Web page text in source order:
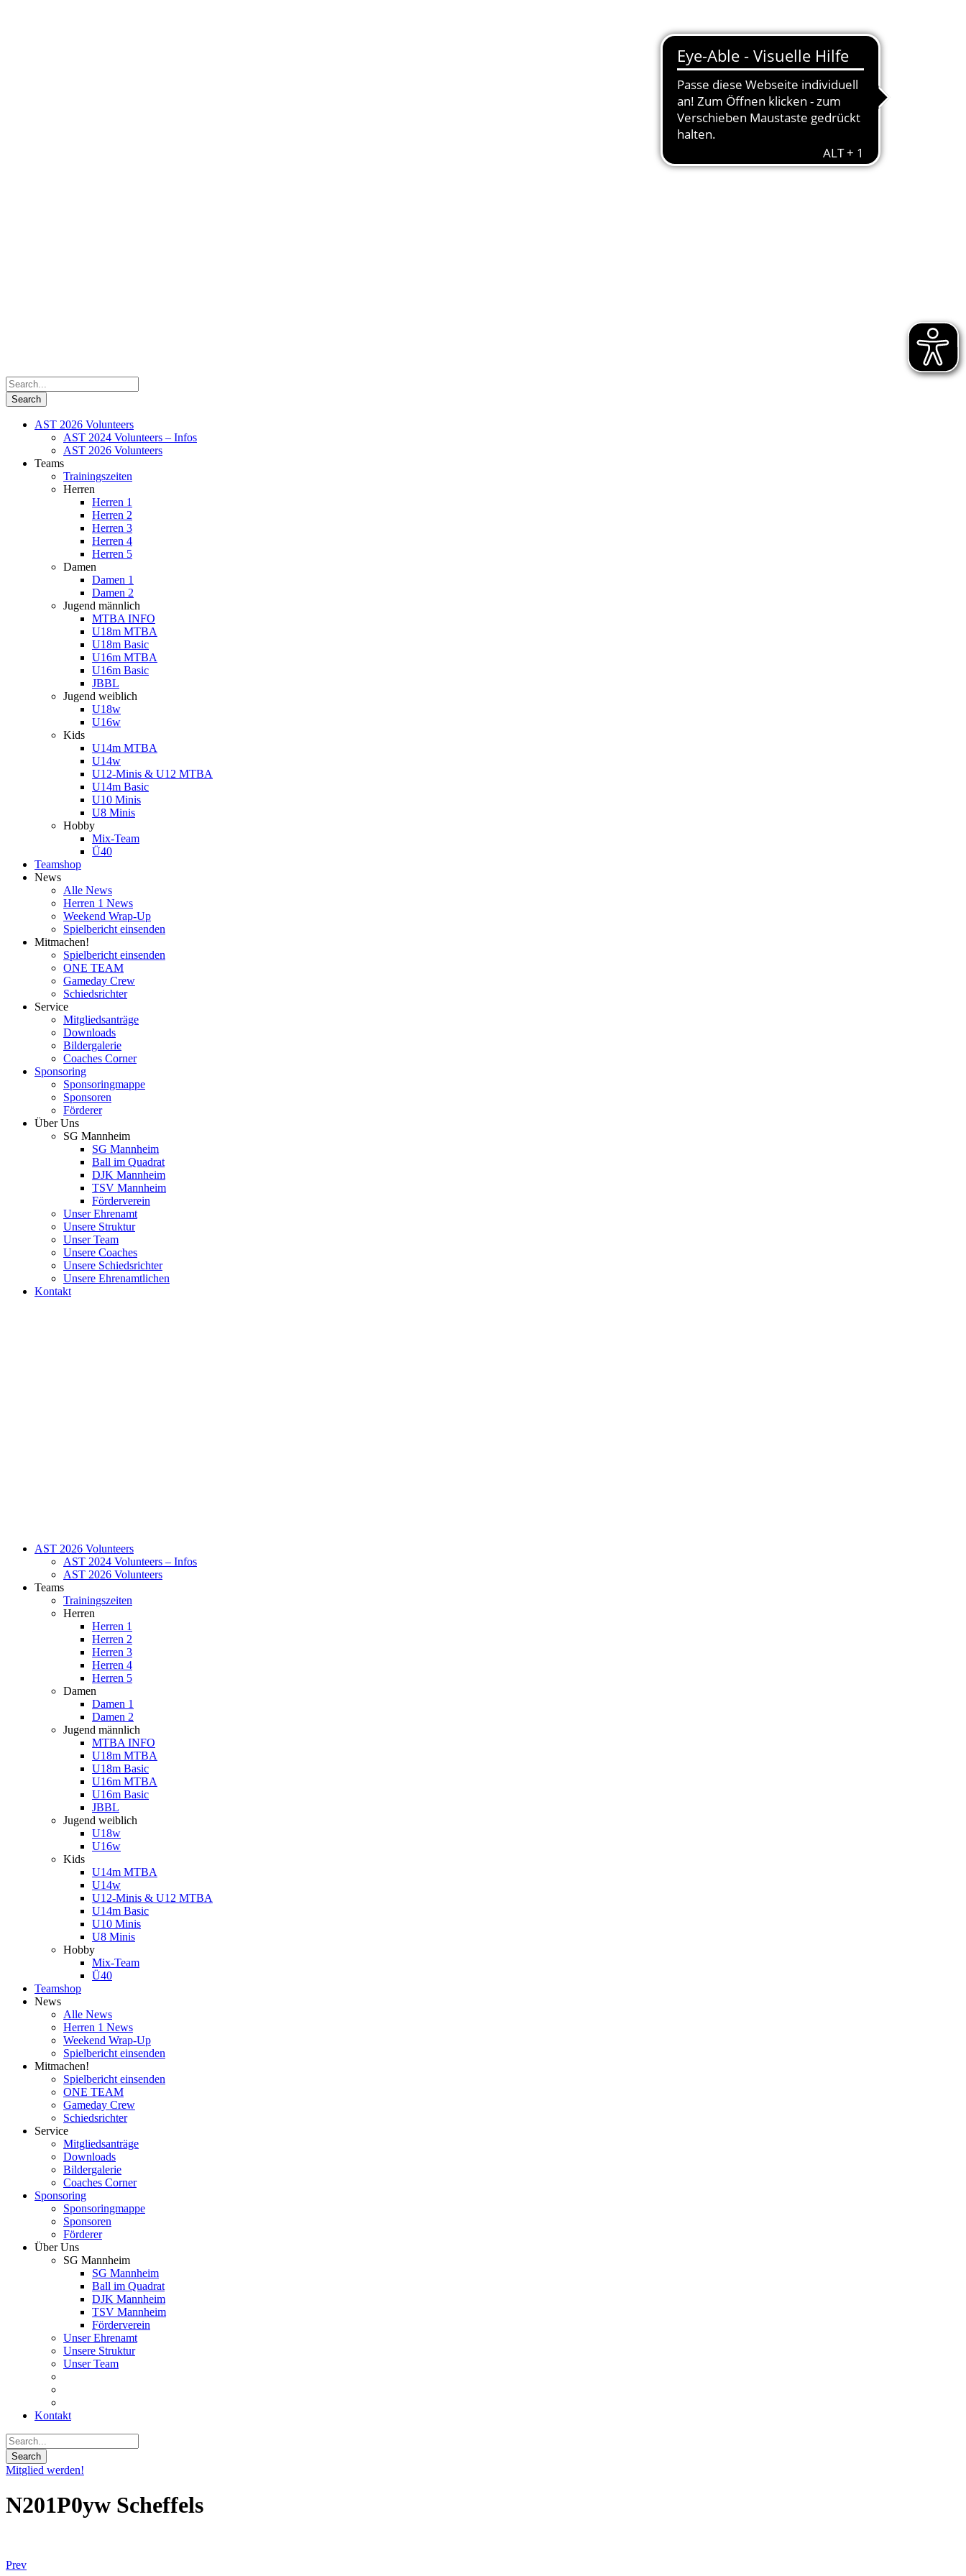
AST 2026 Volunteers
AST 2024 Volunteers – Infos
AST 2026 Volunteers
Teams
Trainingszeiten
Herren
Herren 1
Herren 2
Herren 3
Herren 4
Herren 5
Damen
Damen 1
Damen 2
Jugend männlich
MTBA INFO
U18m MTBA
U18m Basic
U16m MTBA
U16m Basic
JBBL
Jugend weiblich
U18w
U16w
Kids
U14m MTBA
U14w
U12-Minis & U12 MTBA
U14m Basic
U10 Minis
U8 Minis
Hobby
Mix-Team
Ü40
Teamshop
News
Alle News
Herren 1 News
Weekend Wrap-Up
Spielbericht einsenden
Mitmachen!
Spielbericht einsenden
ONE TEAM
Gameday Crew
Schiedsrichter
Service
Mitgliedsanträge
Downloads
Bildergalerie
Coaches Corner
Sponsoring
Sponsoringmappe
Sponsoren
Förderer
Über Uns
SG Mannheim
SG Mannheim
Ball im Quadrat
DJK Mannheim
TSV Mannheim
Förderverein
Unser Ehrenamt
Unsere Struktur
Unser Team
Unsere Coaches
Unsere Schiedsrichter
Unsere Ehrenamtlichen
Kontakt
AST 2026 Volunteers
AST 2024 Volunteers – Infos
AST 2026 Volunteers
Teams
Trainingszeiten
Herren
Herren 1
Herren 2
Herren 3
Herren 4
Herren 5
Damen
Damen 1
Damen 2
Jugend männlich
MTBA INFO
U18m MTBA
U18m Basic
U16m MTBA
U16m Basic
JBBL
Jugend weiblich
U18w
U16w
Kids
U14m MTBA
U14w
U12-Minis & U12 MTBA
U14m Basic
U10 Minis
U8 Minis
Hobby
Mix-Team
Ü40
Teamshop
News
Alle News
Herren 1 News
Weekend Wrap-Up
Spielbericht einsenden
Mitmachen!
Spielbericht einsenden
ONE TEAM
Gameday Crew
Schiedsrichter
Service
Mitgliedsanträge
Downloads
Bildergalerie
Coaches Corner
Sponsoring
Sponsoringmappe
Sponsoren
Förderer
Über Uns
SG Mannheim
SG Mannheim
Ball im Quadrat
DJK Mannheim
TSV Mannheim
Förderverein
Unser Ehrenamt
Unsere Struktur
Unser Team
Kontakt
Mitglied werden!
N201P0yw Scheffels
Prev